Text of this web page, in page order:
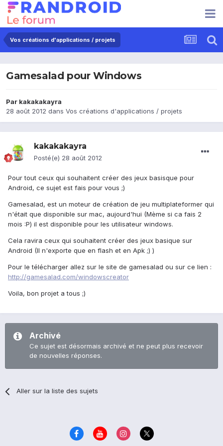
Vos créations d'applications / projets
Gamesalad pour Windows
Par kakakakayra
28 août 2012 dans Vos créations d'applications / projets
kakakakayra
Posté(e) 28 août 2012
Pour tout ceux qui souhaitent créer des jeux basisque pour
Android, ce sujet est fais pour vous ;)
Gamesalad, est un moteur de création de jeu multiplateformer qui
n'était que disponible sur mac, aujourd'hui (Mème si ca fais 2
mois :P) il est disponible pour les utilisateur windows.
Cela ravira ceux qui souhaitent créer des jeux basique sur
Android (Il n'exporte que en flash et en Apk ;) )
Pour le télécharger allez sur le site de gamesalad ou sur ce lien :
http://gamesalad.com/windowscreator
Voila, bon projet a tous ;)
Archivé
Ce sujet est désormais archivé et ne peut plus recevoir
de nouvelles réponses.
Aller sur la liste des sujets